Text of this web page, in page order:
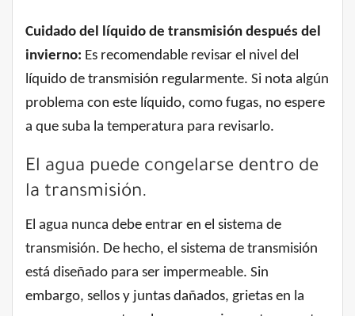
Cuidado del líquido de transmisión después del
invierno: Es recomendable revisar el nivel del
líquido de transmisión regularmente. Si nota algún
problema con este líquido, como fugas, no espere
a que suba la temperatura para revisarlo.
El agua puede congelarse dentro de
la transmisión.
El agua nunca debe entrar en el sistema de
transmisión. De hecho, el sistema de transmisión
está diseñado para ser impermeable. Sin
embargo, sellos y juntas dañados, grietas en la